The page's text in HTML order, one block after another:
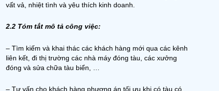
vất vả, nhiệt tình và yêu thích kinh doanh.
2.2 Tóm tắt mô tả công việc:
– Tìm kiếm và khai thác các khách hàng mới qua các kênh
liên kết, đi thị trường các nhà máy đóng tàu, các xưởng
đóng và sửa chữa tàu biển, …
– Tư vấn cho khách hàng phương án tối ưu khi có tàu có